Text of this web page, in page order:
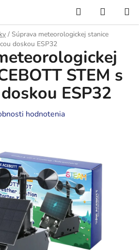
Hľadať
KOŠÍK
/ Súprava meteorologickej stanice
doskou ESP32
STEM s
ESP32
hodnotenia